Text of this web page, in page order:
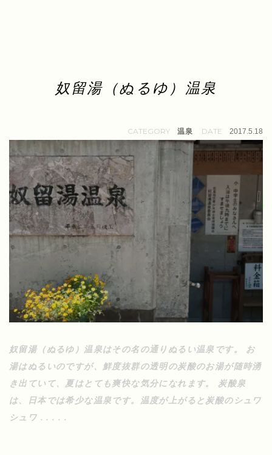
奴留湯（ぬるゆ）温泉
温泉 2017.5.18
奴留湯（ぬるゆ）温泉はその名の通りぬるい温泉です。 お
湯はぬるいのですが、鮮度抜群の透明の炭酸のお湯が随時湧
き出ていて、夏はとても爽快な気分になれます。 炭酸泉
は、日本では希少な温泉です。温度が上がると炭酸のシュワ
シュワ . . . . .